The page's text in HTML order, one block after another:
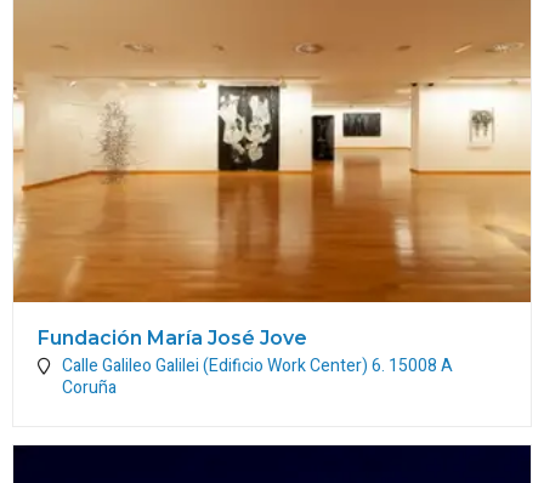
Fundación María José Jove
Calle Galileo Galilei (Edificio Work Center) 6. 15008A
Coruña